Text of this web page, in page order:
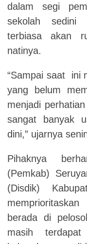
dalam segi
sekolah sedini
terbiasa akan
natinya.
“Sampai saat ini
yang belum
menjadi
sangat banyak
dini,” ujarnya
Pihaknya
(Pemkab)
(Disdik)
berada di
masih terdapat